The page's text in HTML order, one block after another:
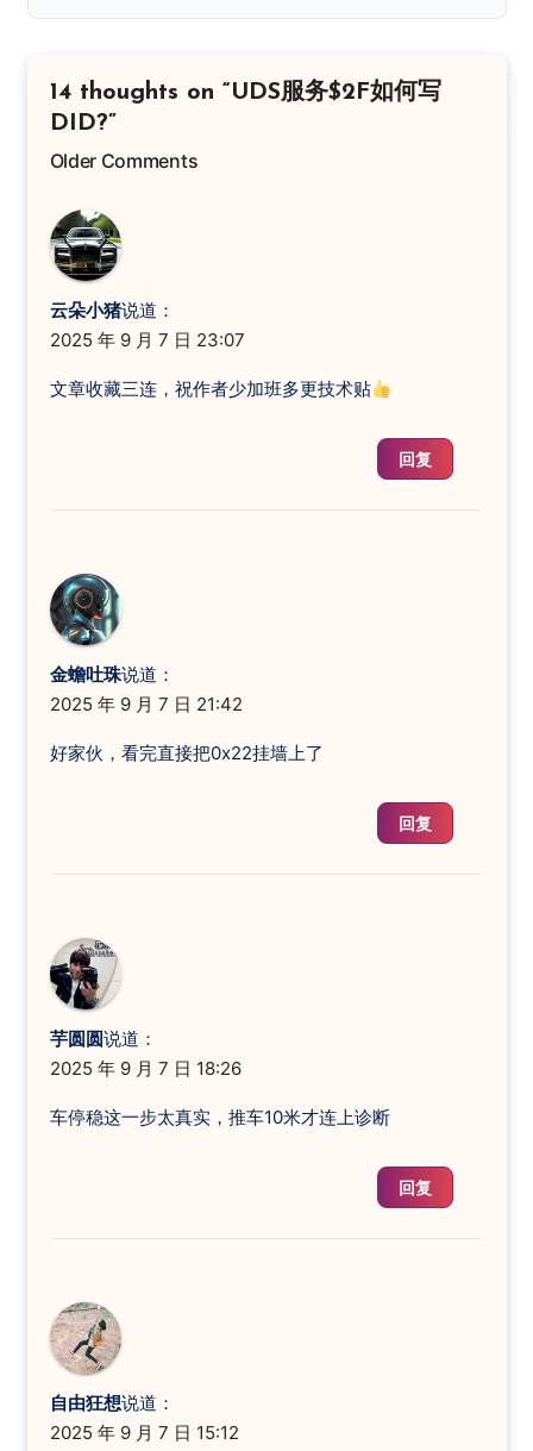
14 thoughts on “UDS服务$2F如何写
DID?”
Comment
navigation
Older Comments
云朵小猪说道：
2025 年 9 月 7 日 23:07
文章收藏三连，祝作者少加班多更技术贴
回复
金蟾吐珠说道：
2025 年 9 月 7 日 21:42
好家伙，看完直接把0x22挂墙上了
回复
芋圆圆说道：
2025 年 9 月 7 日 18:26
车停稳这一步太真实，推车10米才连上诊断
回复
自由狂想说道：
2025 年 9 月 7 日 15:12